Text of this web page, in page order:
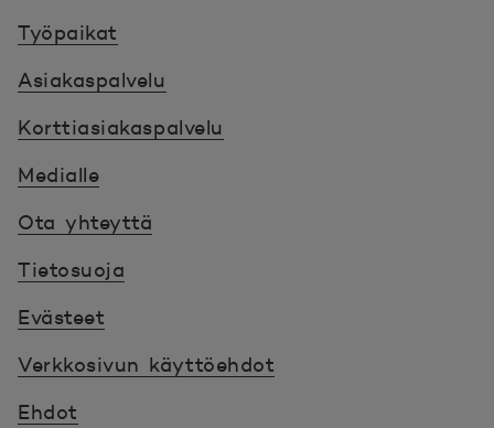
Työpaikat
Asiakaspalvelu
Korttiasiakaspalvelu
Medialle
Ota yhteyttä
Tietosuoja
Evästeet
Verkkosivun käyttöehdot
Ehdot